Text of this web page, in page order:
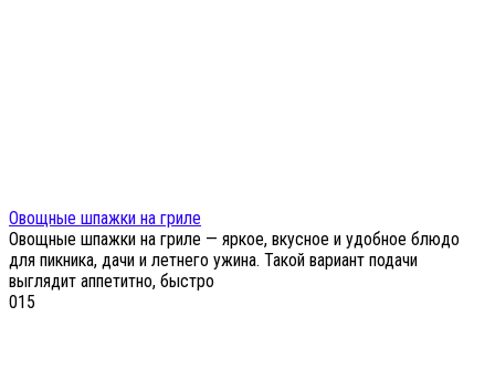
Овощные шпажки на гриле
Овощные шпажки на гриле — яркое, вкусное и удобное блюдо
для пикника, дачи и летнего ужина. Такой вариант подачи
выглядит аппетитно, быстро
015